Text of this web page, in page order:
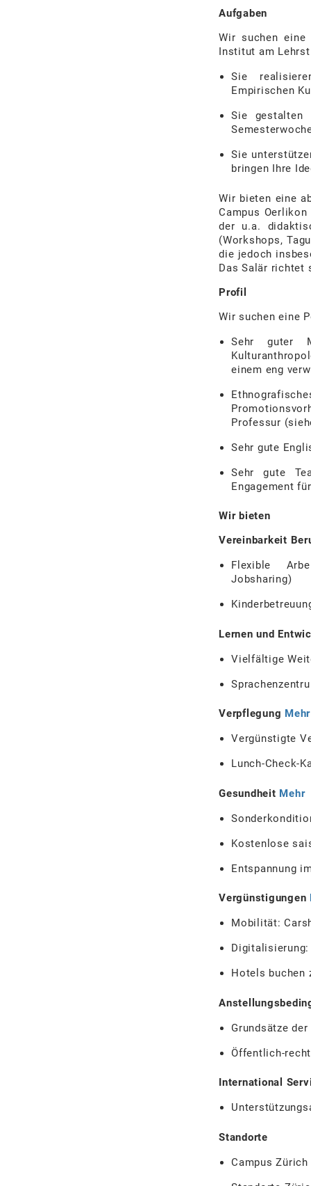
Aufgaben
Wir suchen eine
Institut am
Sie
Empirischen
Sie gestalten
Sie
bringen Ihre
Wir bieten eine
Campus
der u.a.
(Workshops,
die jedoch
Das Salär richtet
Profil
Wir suchen eine
Sehr guter
einem eng
Professur
Sehr gute
Sehr gute
Engagement
Wir bieten
Vereinbarkeit
Flexible
Jobsharing)
Lernen und
Vielfältige
Verpflegung Mehr
Vergünstigte
Lunch-Check-
Gesundheit Mehr
Kostenlose
Entspannung
Vergünstigungen
Mobilität:
Digitalisierung:
Hotels buchen
Grundsätze der
Öffentlich-
International
Standorte
Campus